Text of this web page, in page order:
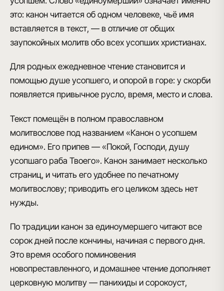
это: канон читается об одном человеке, чьё имя
вставляется в текст, — в отличие от общих
заупокойных молитв обо всех усопших христианах.
Для родных ежедневное чтение становится и
помощью душе усопшего, и опорой в горе: у скорби
появляется привычное русло, время, место и слова.
Текст помещён в полном православном
молитвослове под названием «Канон о усопшем
едином». Его припев — «Покой, Господи, душу
усопшаго раба Твоего». Канон занимает несколько
страниц, и читать его удобнее по печатному
молитвослову; приводить его целиком здесь нет
нужды.
По традиции канон за единоумершего читают все
сорок дней после кончины, начиная с первого дня.
Это время особого поминовения
новопреставленного, и домашнее чтение дополняет
церковную молитву — панихиды и сорокоуст,